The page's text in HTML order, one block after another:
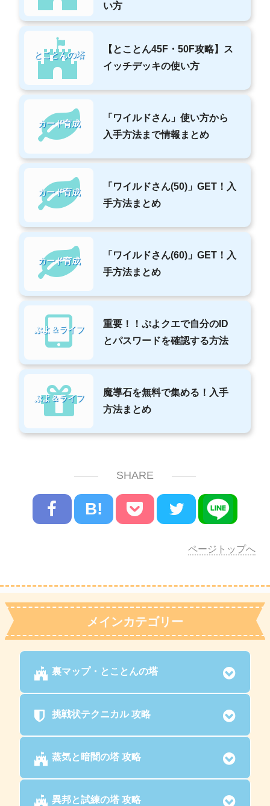
い方
とことんの塔
【とことん45F・50F攻略】ス
イッチデッキの使い方
カード育成
「ワイルドさん」使い方から
入手方法まで情報まとめ
カード育成
「ワイルドさん(50)」GET！入
手方法まとめ
カード育成
「ワイルドさん(60)」GET！入
手方法まとめ
ぷよ＆ライフ
重要！！ぷよクエで自分のID
とパスワードを確認する方法
ぷよ＆ライフ
魔導石を無料で集める！入手
方法まとめ
SHARE
B!
ページトップへ
メインカテゴリー
裏マップ・とことんの塔
挑戦状テクニカル 攻略
蒸気と暗闇の塔 攻略
異邦と試練の塔 攻略